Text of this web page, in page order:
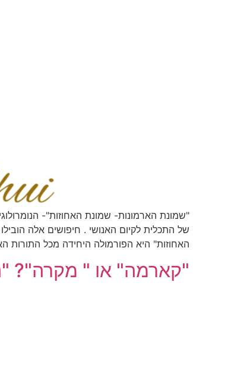
"שמונת הארמונות- שמונת האחוזות"-
של התכלית לקיום האנושי . חיפושים אלה
האחוזות" היא הפורמולה היחידה מכל התורות
"קארמה" או " מקרה"?